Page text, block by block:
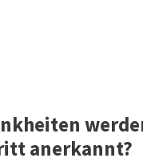
anerkannt?